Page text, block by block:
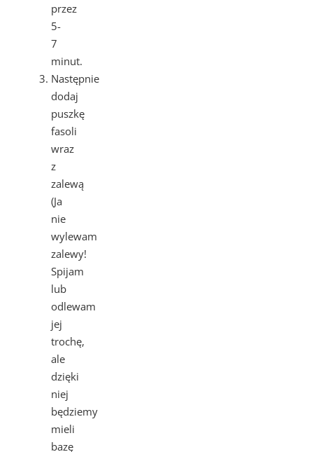
przez
5-
7
minut.
Następnie
dodaj
puszkę
fasoli
wraz
z
zalewą
(Ja
nie
wylewam
zalewy!
Spijam
lub
odlewam
jej
trochę,
ale
dzięki
niej
będziemy
mieli
bazę